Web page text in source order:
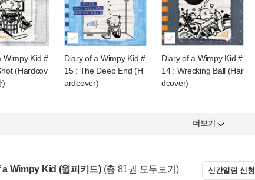
Wimpy Kid #
(Hardcov
)
Diary of a Wimpy Kid #
15 : The Deep End (H
ardcover)
Diary of a Wimpy Kid #
14 : Wrecking Ball (Har
dcover)
더보기
Wimpy Kid (윔피키드) (총 81권 모두보기) 신간알림 신청